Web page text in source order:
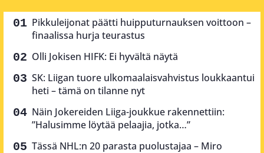
Pikkuleijonat päätti huipputurnauksen voittoon –
finaalissa hurja teurastus
Olli Jokisen HIFK: Ei hyvältä näytä
SK: Liigan tuore ulkomaalaisvahvistus loukkaantui
heti – tämä on tilanne nyt
Näin Jokereiden Liiga-joukkue rakennettiin:
”Halusimme löytää pelaajia, jotka…”
Tässä NHL:n 20 parasta puolustajaa – Miro